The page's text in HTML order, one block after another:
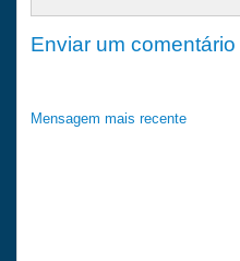
Enviar um comentário
Mensagem mais recente